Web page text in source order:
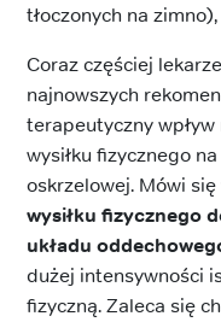
tłoczonych na
Coraz częściej
najnowszych
terapeutyczny
wysiłku fizycznego
oskrzelowej. Mówi
wysiłku fizycznego
układu
dużej intensywności
fizyczną. Zaleca się